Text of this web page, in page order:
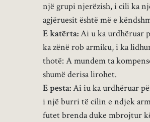
një grupi njerëzish, i cili ka
agjëruesit është më e
E katërta:Ai u ka urdhëruar
ka zënë rob armiku, i ka
thotë: A mundem ta
shumë derisa lirohet.
E pesta:Ai iu ka urdhëruar
i një burri të cilin e ndjek
futet brenda duke mbrojtur